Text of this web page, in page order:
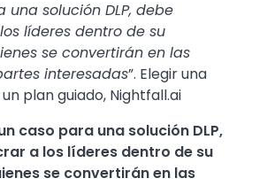
una solución DLP, debe
líderes dentro de su
se convertirán en las
interesadas”. Elegir una
un plan guiado, Nightfall.ai
caso para una solución DLP,
a los líderes dentro de su
se convertirán en las